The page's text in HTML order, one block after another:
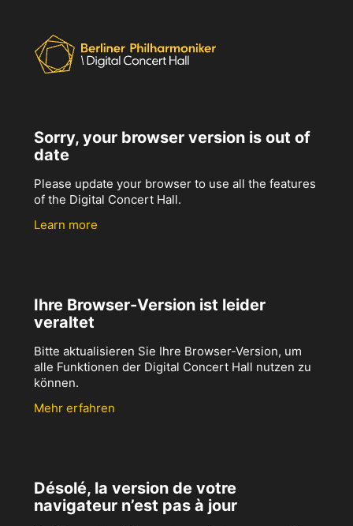
Sorry, your browser version is out of
date
Please update your browser to use all the features
of the Digital Concert Hall.
Learn more
Ihre Browser-Version ist leider
veraltet
Bitte aktualisieren Sie Ihre Browser-Version, um
alle Funktionen der Digital Concert Hall nutzen zu
können.
Mehr erfahren
Désolé, la version de votre
navigateur n’est pas à jour